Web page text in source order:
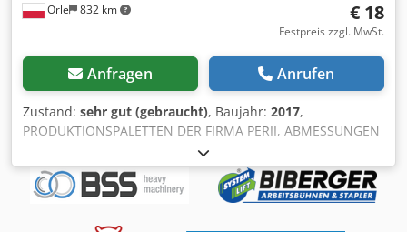
Orle 832 km € 18
Festpreis zzgl. MwSt.
Anfragen Anrufen
Zustand: sehr gut (gebraucht), Baujahr: 2017,
PRODUKTIONSPALETTEN DER FIRMA PERII, ABMESSUNGEN
1200X1100X50 mm, MENGE 4000 STÜCK, PREIS GILT PRO
STÜCK, ZUSTAND B – GUT. Dkjdpfxox Hdpie Apajr